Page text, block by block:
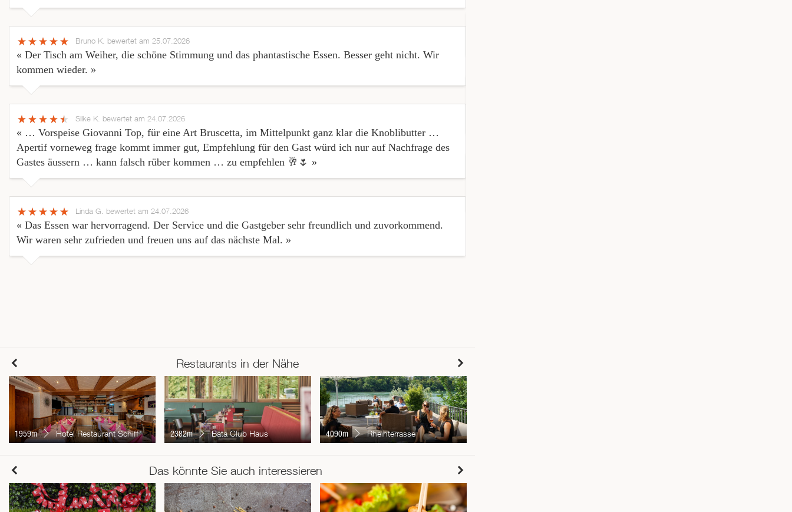
Bruno K. bewertet am 25.07.2026
« Der Tisch am Weiher, die schöne Stimmung und das phantastische Essen. Besser geht nicht. Wir
kommen wieder. »
Silke K. bewertet am 24.07.2026
« … Vorspeise Giovanni Top, für eine Art Bruscetta, im Mittelpunkt ganz klar die Knoblibutter …
Apertif vorneweg frage kommt immer gut, Empfehlung für den Gast würd ich nur auf Nachfrage des
Gastes äussern … kann falsch rüber kommen … zu empfehlen 🥂🌷 »
Linda G. bewertet am 24.07.2026
« Das Essen war hervorragend. Der Service und die Gastgeber sehr freundlich und zuvorkommend.
Wir waren sehr zufrieden und freuen uns auf das nächste Mal. »
Restaurants in der Nähe
1959m Hotel Restaurant Schiff 2382m Bata Club Haus 4090m Rheinterrasse
Das könnte Sie auch interessieren